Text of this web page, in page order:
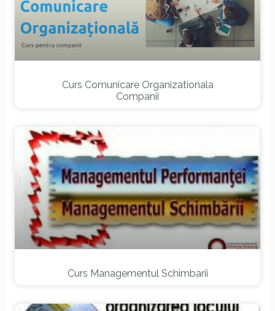
Curs Comunicare Organizationala
Companii
Curs Managementul Schimbarii